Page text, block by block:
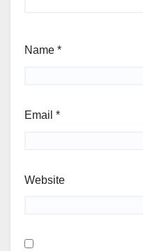
Name *
Email *
Website